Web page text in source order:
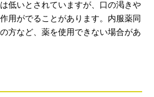
低いとされていますが、口の渇きや
用がでることがあります。内服薬同
方など、薬を使用できない場合があ